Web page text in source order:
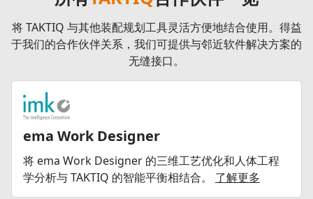
将 TAKTIQ 与其他装配规划工具灵活方便地结合使用。得益
于我们的合作伙伴关系，我们可提供与邻近软件解决方案的
无缝接口。
ema Work Designer
将 ema Work Designer 的三维工艺优化和人体工程
学分析与 TAKTIQ 的智能平衡相结合。 了解更多